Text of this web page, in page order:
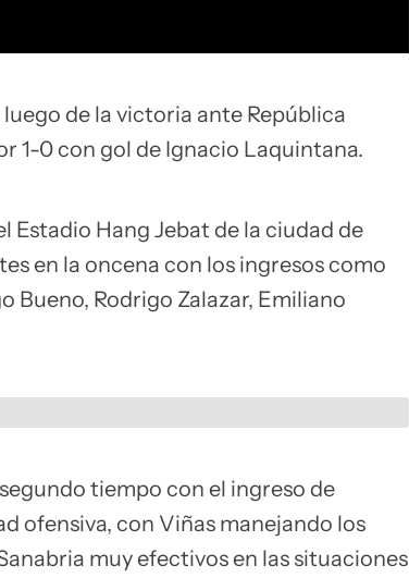
de la victoria ante República
1-0 con gol de Ignacio Laquintana.
Estadio Hang Jebat de la ciudad de
en la oncena con los ingresos como
Bueno, Rodrigo Zalazar, Emiliano
tiempo con el ingreso de
ofensiva, con Viñas manejando los
muy efectivos en las situaciones